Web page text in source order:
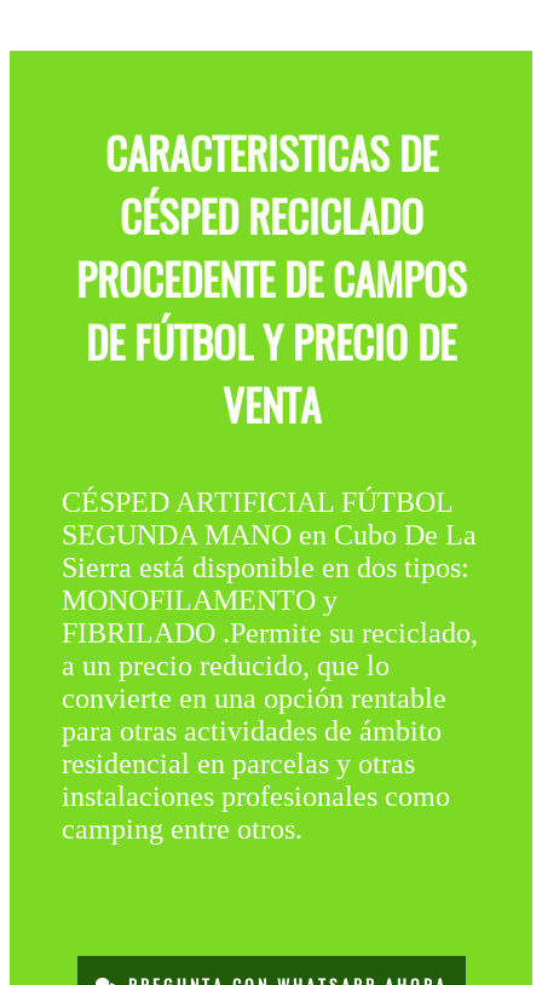
CARACTERISTICAS DE
CÉSPED RECICLADO
PROCEDENTE DE CAMPOS
DE FÚTBOL Y PRECIO DE
VENTA
CÉSPED ARTIFICIAL FÚTBOL
SEGUNDA MANO en Cubo De La
Sierra está disponible en dos tipos:
MONOFILAMENTO y
FIBRILADO .Permite su reciclado,
a un precio reducido, que lo
convierte en una opción rentable
para otras actividades de ámbito
residencial en parcelas y otras
instalaciones profesionales como
camping entre otros.